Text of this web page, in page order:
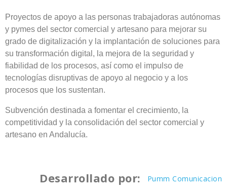
Proyectos de apoyo a las personas trabajadoras autónomas
y pymes del sector comercial y artesano para mejorar su
grado de digitalización y la implantación de soluciones para
su transformación digital, la mejora de la seguridad y
fiabilidad de los procesos, así como el impulso de
tecnologías disruptivas de apoyo al negocio y a los
procesos que los sustentan.
Subvención destinada a fomentar el crecimiento, la
competitividad y la consolidación del sector comercial y
artesano en Andalucía.
Desarrollado por: Pumm Comunicacion